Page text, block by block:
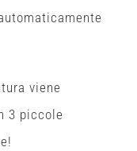
viene
3 piccole